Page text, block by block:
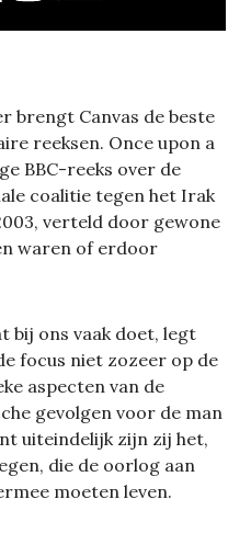
brengt Canvas de beste
reeksen. Once upon a
BBC-reeks over de
coalitie tegen het Irak
verteld door gewone
waren of erdoor
bij ons vaak doet, legt
focus niet zozeer op de
aspecten van de
gevolgen voor de man
uiteindelijk zijn zij het,
die de oorlog aan
moeten leven.